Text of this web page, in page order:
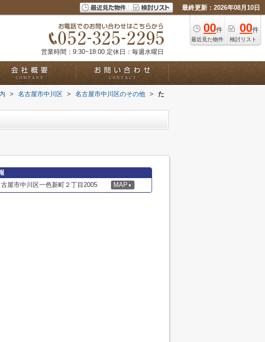
最終更新：2026年08月10日
00件
最近見た物件
00件
検討リスト
営業時間：9:30~18:00 定休日：毎週水曜日
> 名古屋市中川区 > 名古屋市中川区のその他 >
た
屋市中川区一色新町２丁目2005 MAP ▼